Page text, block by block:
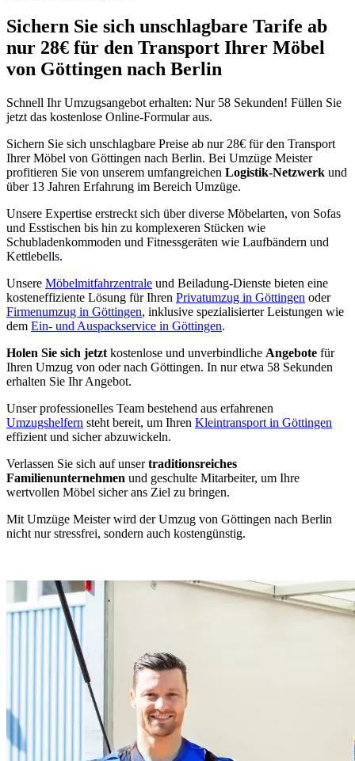
Sichern Sie sich unschlagbare Tarife ab
nur 28€ für den Transport Ihrer Möbel
von Göttingen nach Berlin
Schnell Ihr Umzugsangebot erhalten: Nur 58 Sekunden! Füllen Sie
jetzt das kostenlose Online-Formular aus.
Sichern Sie sich unschlagbare Preise ab nur 28€ für den Transport
Ihrer Möbel von Göttingen nach Berlin. Bei Umzüge Meister
profitieren Sie von unserem umfangreichen Logistik-Netzwerk und
über 13 Jahren Erfahrung im Bereich Umzüge.
Unsere Expertise erstreckt sich über diverse Möbelarten, von Sofas
und Esstischen bis hin zu komplexeren Stücken wie
Schubladenkommoden und Fitnessgeräten wie Laufbändern und
Kettlebells.
Unsere Möbelmitfahrzentrale und Beiladung-Dienste bieten eine
kosteneffiziente Lösung für Ihren Privatumzug in Göttingen oder
Firmenumzug in Göttingen, inklusive spezialisierter Leistungen wie
dem Ein- und Auspackservice in Göttingen.
Holen Sie sich jetzt kostenlose und unverbindliche Angebote für
Ihren Umzug von oder nach Göttingen. In nur etwa 58 Sekunden
erhalten Sie Ihr Angebot.
Unser professionelles Team bestehend aus erfahrenen
Umzugshelfern steht bereit, um Ihren Kleintransport in Göttingen
effizient und sicher abzuwickeln.
Verlassen Sie sich auf unsertraditionsreiches
Familienunternehmen und geschulte Mitarbeiter, um Ihre
wertvollen Möbel sicher ans Ziel zu bringen.
Mit Umzüge Meister wird der Umzug von Göttingen nach Berlin
nicht nur stressfrei, sondern auch kostengünstig.